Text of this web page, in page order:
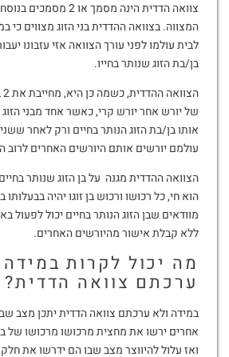
צוואה הדדית הינה מסמך
המצווה. בצוואה ההדדית בני הזוג מצווים כי
לבית עולמו לפני עורך הצוואה אזי עזבונו
בן/בת הזוג שנותר בחייו.
של יורש אחר יורש קרי, כאשר אחד מבני הזוג
אותו בן/בת הזוג הנותר בחיים ורק לאחר ששני
עולמם יורשים אותם היורשים האחרים לרוב
הצוואה ההדדית מגנה על בן הזוג שנותר
הוא חי, כל רכושו ורכוש בן זוגו יהיה
מוודאים שבן הזוג הנותר בחיים יכול לפעול
ללא קבלת אישור מהיורשים האחרים.
מה יכול לקרות במידה
ערכתם צוואה הדדית?
במידה ולא ערכתם צוואה הדדית יתכן מצב
אחרים ירשו את מחצית מרכושו מרכושו של
ואז עלול להיווצר מצב שבו הם ידרשו את